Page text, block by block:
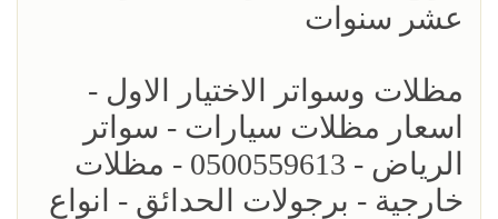
عشر سنوات
مظلات وسواتر الاختيار الاول -
اسعار مظلات سيارات - سواتر
الرياض - 0500559613 - مظلات
خارجية - برجولات الحدائق - انواع